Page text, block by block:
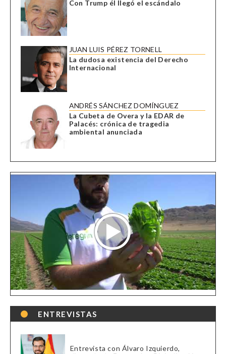
Con Trump él llegó el escándalo
JUAN LUIS PÉREZ TORNELL
La dudosa existencia del Derecho
Internacional
ANDRÉS SÁNCHEZ DOMÍNGUEZ
La Cubeta de Overa y la EDAR de
Palacés: crónica de tragedia
ambiental anunciada
ENTREVISTAS
Entrevista con Álvaro Izquierdo,